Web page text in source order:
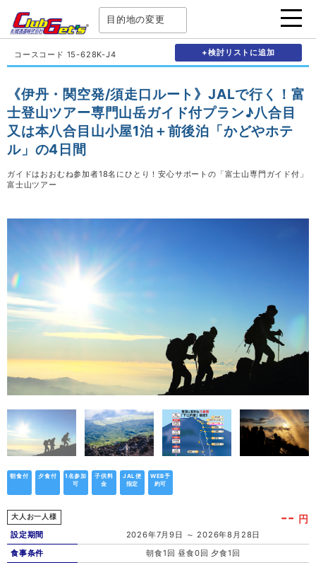
目的地の変更
コースコード 15-628K-J4 +検討リストに追加
《伊丹・関空発/須走口ルート》JALで行く！富
士登山ツアー専門山岳ガイド付プラン♪八合目
又は本八合目山小屋1泊＋前後泊「かどやホテ
ル」の4日間
ガイドはおおむね参加者18名にひとり！安心サポートの「富士山専門ガイド付」
富士山ツアー
朝食付 夕食付
1名参加
可
子供料
金
JAL便
指定
WEB予
約可
大人お一人様 -- 円
設定期間
2026年7月9日 ～ 2026年8月28日
食事条件
朝食1回 昼食0回 夕食1回